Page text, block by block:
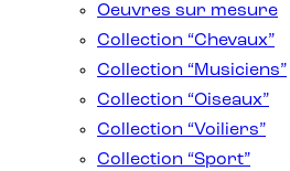
Oeuvres sur mesure
Collection “Chevaux”
Collection “Musiciens”
Collection “Oiseaux”
Collection “Voiliers”
Collection “Sport”